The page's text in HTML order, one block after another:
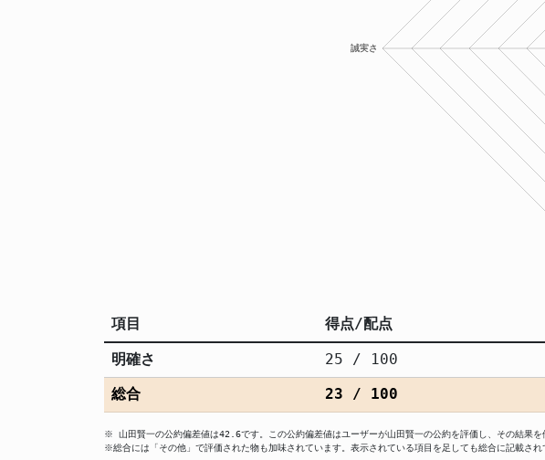
項目 得点/配点
明確さ 25 / 100
総合
23 / 100
※ 山田賢一の公約偏差値は42.6です。この公約偏差値はユーザーが山田賢一の公約を評価し、その結果を
※総合には「その他」で評価された物も加味されています。表示されている項目を足しても総合に記載され